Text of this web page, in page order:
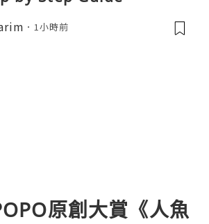
1小時前
原創大賞《人魚